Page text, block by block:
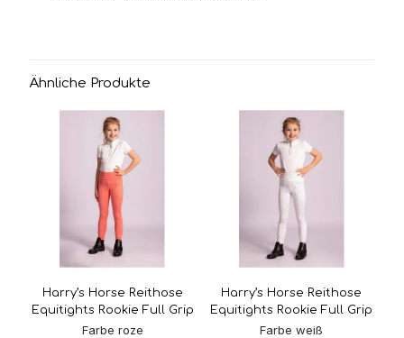
Ähnliche Produkte
Harry’s Horse Reithose
Equitights Rookie Full Grip
Farbe roze
Harry’s Horse Reithose
Equitights Rookie Full Grip
Farbe weiß